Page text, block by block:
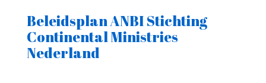
Beleidsplan ANBI Stichting
Continental Ministries
Nederland